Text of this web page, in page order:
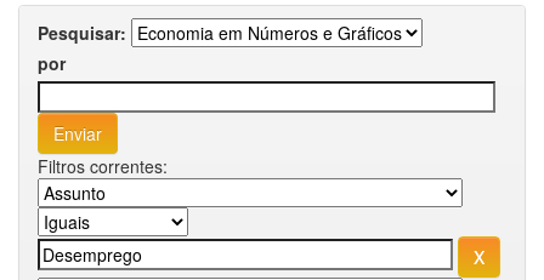
Pesquisar:
por
Filtros correntes: